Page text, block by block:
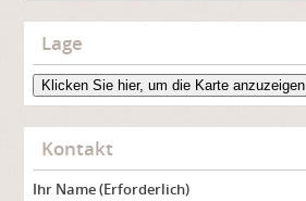
Lage
Klicken Sie hier, um die Karte anzuzeigen
Kontakt
Ihr Name (Erforderlich)